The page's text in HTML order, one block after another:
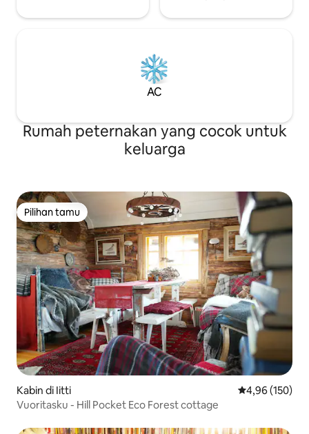
AC
Rumah peternakan yang cocok untuk
keluarga
Pilihan tamu
Pilihan tamu
Kabin di Iitti Nilai rata-rata
4,96 (150)
Vuoritasku - Hill Pocket Eco Forest cottage